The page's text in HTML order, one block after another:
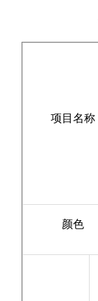
项目名称
颜色